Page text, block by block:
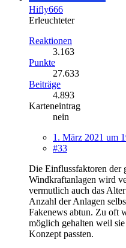
Hifly666
Erleuchteter
Reaktionen
3.163
Punkte
27.633
Beiträge
4.893
Karteneintrag
nein
1. März 2021 um
#33
Die Einflussfaktoren der
Windkraftanlagen wird
vermutlich auch das
Anzahl der Anlagen
Fakenews abtun. Zu oft
möglich gehalten weil
Konzept passten.